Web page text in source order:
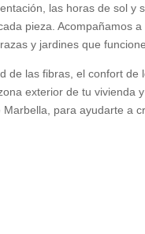
las horas de sol y
pieza. Acompañamos
y jardines que
las fibras, el confort
exterior de tu vivienda
para ayudarte a